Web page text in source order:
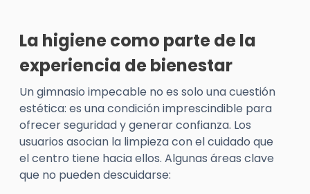
La higiene como parte de la
experiencia de bienestar
Un gimnasio impecable no es solo una cuestión
estética: es una condición imprescindible para
ofrecer seguridad y generar confianza. Los
usuarios asocian la limpieza con el cuidado que
el centro tiene hacia ellos. Algunas áreas clave
que no pueden descuidarse: